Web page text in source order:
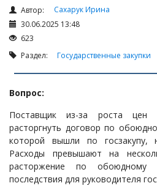
Взыскание долга
Государственные закупки
Предварительный
Қазына» (ПКО)
Некоммерческие организации
Лицензирование (разрешения и
Исполнительное производство
Судопроизводство
Ответы государственных органов
Автор:
Сахарук Ирина
30.06.2025 13:48
623
Раздел: Государственные закупки
Вопрос:
Поставщик из-за роста цен
расторгнуть договор по
которой вышли по госзакупу,
Расходы превышают на
расторжение по обоюдному
последствия для руководителя